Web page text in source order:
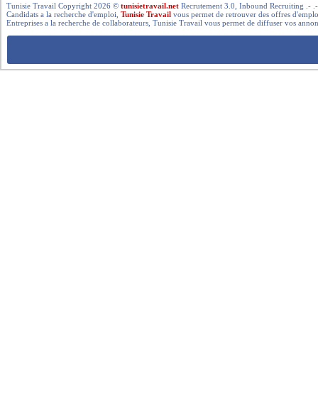
Tunisie Travail Copyright 2026 ©tunisietravail.net Recrutement 3.0, Inbound Recruiting .-
Candidats a la recherche d'emploi,Tunisie Travail vous permet de retrouver des offres
Entreprises a la recherche de collaborateurs, Tunisie Travail vous permet de diffuser vos